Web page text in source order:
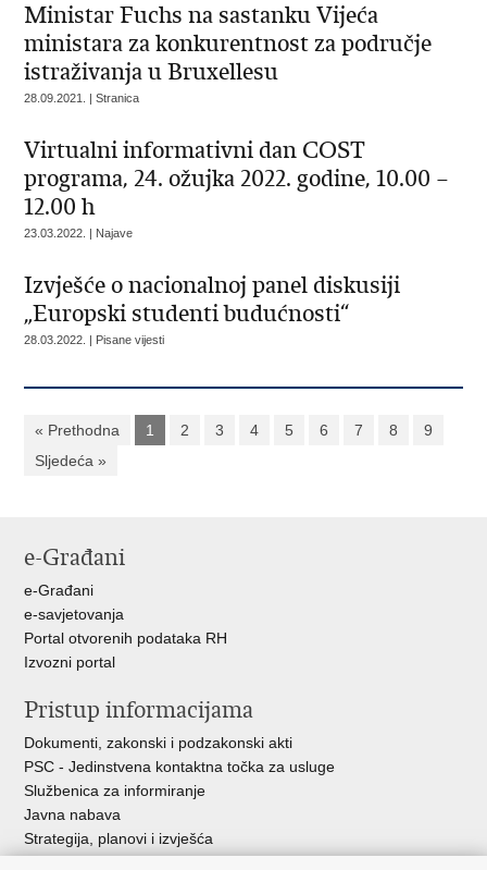
Ministar Fuchs na sastanku Vijeća
ministara za konkurentnost za područje
istraživanja u Bruxellesu
28.09.2021. | Stranica
Virtualni informativni dan COST
programa, 24. ožujka 2022. godine, 10.00 –
12.00 h
23.03.2022. | Najave
Izvješće o nacionalnoj panel diskusiji
„Europski studenti budućnosti“
28.03.2022. | Pisane vijesti
« Prethodna 1 2 3 4 5 6 7 8
9
Sljedeća »
e-Građani
e-Građani
e-savjetovanja
Portal otvorenih podataka RH
Izvozni portal
Pristup informacijama
Dokumenti, zakonski i podzakonski akti
PSC - Jedinstvena kontaktna točka za usluge
Službenica za informiranje
Javna nabava
Strategija, planovi i izvješća